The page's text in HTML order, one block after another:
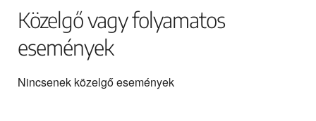
Közelgő vagy folyamatos
események
Nincsenek közelgő események